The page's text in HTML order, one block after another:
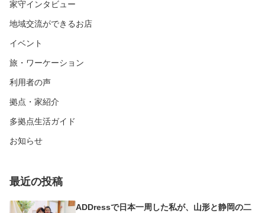
家守インタビュー
地域交流ができるお店
イベント
旅・ワーケーション
利用者の声
拠点・家紹介
多拠点生活ガイド
お知らせ
最近の投稿
ADDressで日本一周した私が、山形と静岡の二